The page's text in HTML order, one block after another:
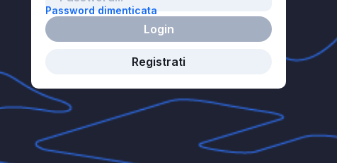
Password dimenticata
Login
Registrati